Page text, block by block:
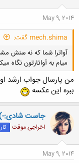
May 9, 2014
mech.shima گفت:
آواترا شما که نه سنش
میام به آواتارتون نگاه
ببره این عکسه
جاست
اخراجی موقت
May 9, 2014